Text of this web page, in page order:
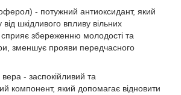
- потужний антиоксидант, який
шкідливого впливу вільних
збереженню молодості та
зменшує прояви передчасного
- заспокійливий та
компонент, який допомагає відновити